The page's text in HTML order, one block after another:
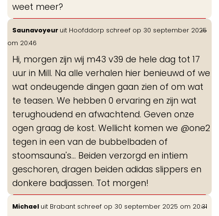
weet meer?
Saunavoyeur uit Hoofddorp schreef op 30 september 2025
om 20:46
Hi, morgen zijn wij m43 v39 de hele dag tot 17
uur in Mill. Na alle verhalen hier benieuwd of we
wat ondeugende dingen gaan zien of om wat
te teasen. We hebben 0 ervaring en zijn wat
terughoudend en afwachtend. Geven onze
ogen graag de kost. Wellicht komen we @one2
tegen in een van de bubbelbaden of
stoomsauna's... Beiden verzorgd en intiem
geschoren, dragen beiden adidas slippers en
donkere badjassen. Tot morgen!
...
Michael uit Brabant schreef op 30 september 2025 om 20:31
...